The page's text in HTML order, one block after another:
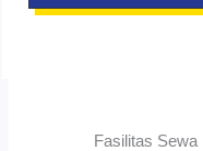
Fasilitas